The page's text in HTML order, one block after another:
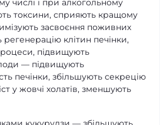
числі і при алкогольному
токсини, сприяють кращому
засвоєння поживних
клітин печінки,
підвищують
— підвищують
печінки, збільшують секрецію
у жовчі холатів, зменшують